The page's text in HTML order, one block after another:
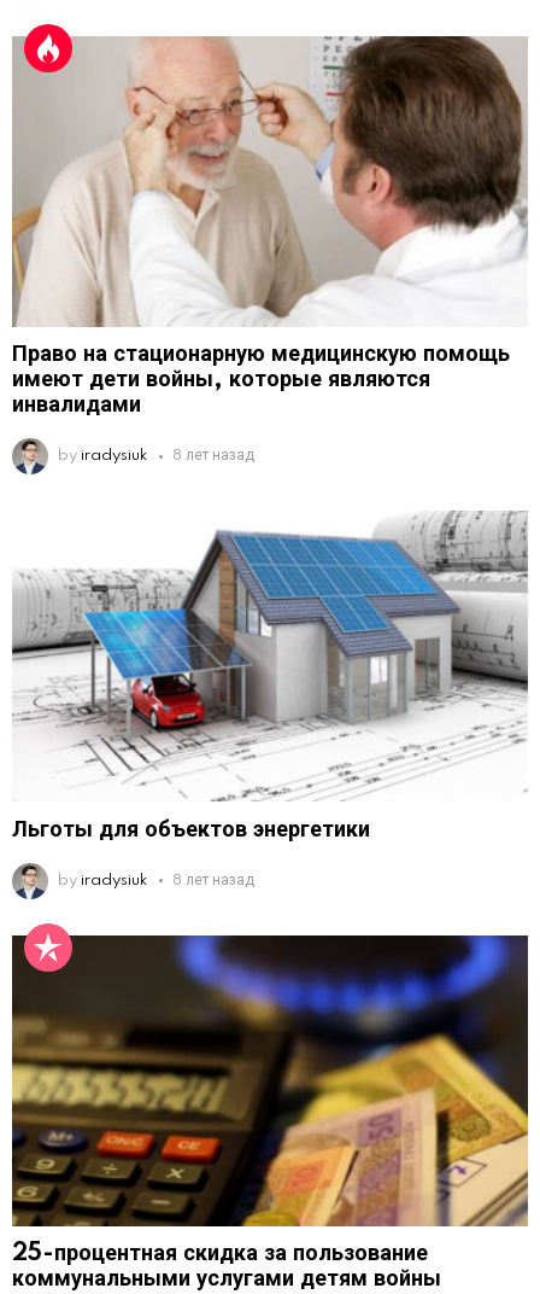
Право на стационарную медицинскую помощь
имеют дети войны, которые являются
инвалидами
by iradysiuk 8 лет назад
Льготы для объектов энергетики
by iradysiuk 8 лет назад
25-процентная скидка за пользование
коммунальными услугами детям войны